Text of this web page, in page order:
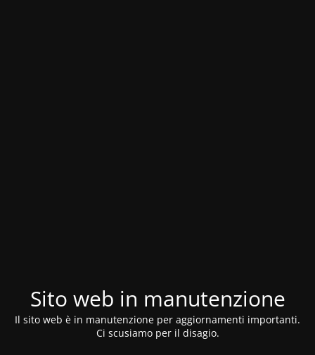
Sito web in manutenzione
Il sito web è in manutenzione per aggiornamenti importanti.
Ci scusiamo per il disagio.